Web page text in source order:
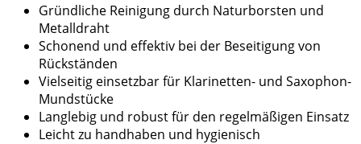
Gründliche Reinigung durch Naturborsten und
Metalldraht
Schonend und effektiv bei der Beseitigung von
Rückständen
Vielseitig einsetzbar für Klarinetten- und Saxophon-
Mundstücke
Langlebig und robust für den regelmäßigen Einsatz
Leicht zu handhaben und hygienisch